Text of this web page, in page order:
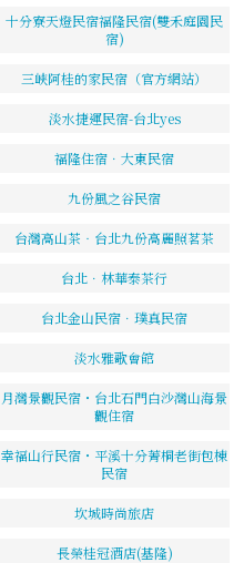
十分寮天燈民宿福隆民宿(雙禾庭園民
宿)
三峽阿桂的家民宿（官方網站）
淡水捷運民宿-台北yes
福隆住宿．大東民宿
九份風之谷民宿
台灣高山茶‧台北九份高麗照茗茶
台北．林華泰茶行
台北金山民宿．璞真民宿
淡水雅歌會館
月灣景觀民宿・台北石門白沙灣山海景
觀住宿
幸福山行民宿・平溪十分菁桐老街包棟
民宿
坎城時尚旅店
長榮桂冠酒店(基隆)